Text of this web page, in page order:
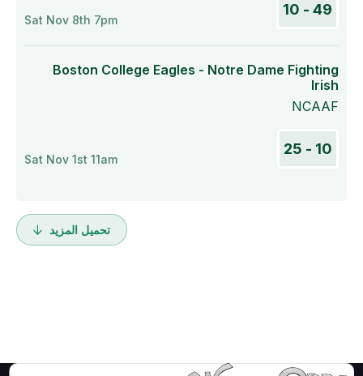
49 - 10
Sat Nov 8th 7pm
Boston College Eagles - Notre Dame Fighting
Irish
NCAAF
10 - 25
Sat Nov 1st 11am
تحميل المزيد